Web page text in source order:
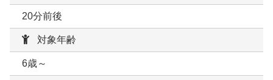
20分前後
対象年齢
6歳～